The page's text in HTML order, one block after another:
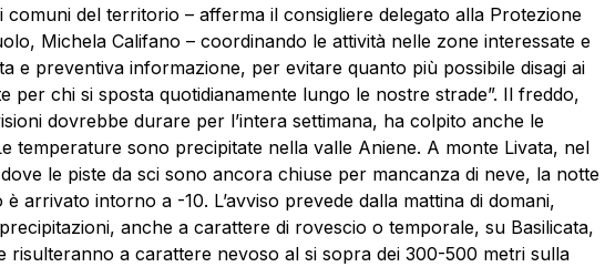
comuni del territorio – afferma il consigliere delegato alla Protezione
Michela Califano – coordinando le attività nelle zone interessate e
e preventiva informazione, per evitare quanto più possibile disagi ai
per chi si sposta quotidianamente lungo le nostre strade”. Il freddo,
dovrebbe durare per l’intera settimana, ha colpito anche le
temperature sono precipitate nella valle Aniene. A monte Livata, nel
le piste da sci sono ancora chiuse per mancanza di neve, la notte
arrivato intorno a -10. L’avviso prevede dalla mattina di domani,
anche a carattere di rovescio o temporale, su Basilicata,
risulteranno a carattere nevoso al si sopra dei 300-500 metri sulla